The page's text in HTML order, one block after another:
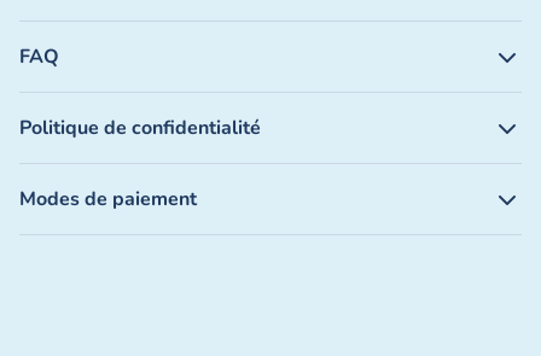
FAQ
Politique de confidentialité
Modes de paiement